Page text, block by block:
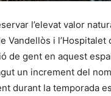
l’elevat valor
Vandellòs i l’Hospitalet
de gent en aquest
un increment del
durant la temporada